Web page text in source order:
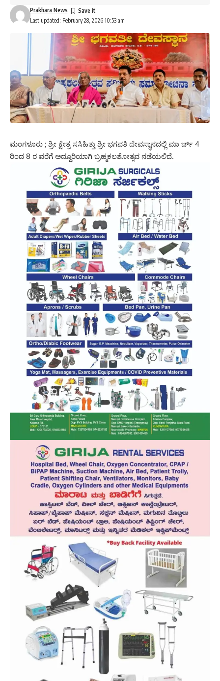
Last updated: February 28, 2026 10:53 am
Prakhara News
ಮಂಗಳೂರು ; ಶ್ರೀ ಕ್ಷೇತ್ರ ಸಸಿಹಿತ್ತು ಶ್ರೀ ಭಗವತಿ ದೇವಸ್ಥಾನದಲ್ಲಿ ಮಾ ರ್ಚ್ 4
ರಿಂದ 8 ರ ವರೆಗೆ ಅದ್ದೂರಿಯಾಗಿ ಬ್ರಹ್ಮಕಲಶೋತ್ಸವ ನಡೆಯಲಿದೆ.